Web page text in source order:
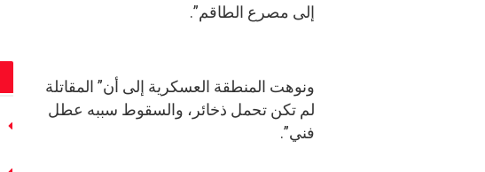
إلى مصرع الطاقم”.
ونوهت المنطقة العسكرية إلى أن” المقاتلة
لم تكن تحمل ذخائر، والسقوط سببه عطل
فني”.